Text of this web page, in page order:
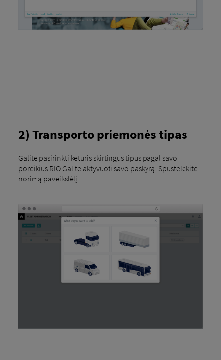
2) Transporto priemonės tipas
Galite pasirinkti keturis skirtingus tipus pagal savo
poreikius RIO Galite aktyvuoti savo paskyrą. Spustelėkite
norimą paveikslėlį.